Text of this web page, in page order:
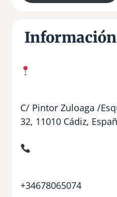
C/ Pintor Zuloaga /
32, 11010 Cádiz,
+34678065074